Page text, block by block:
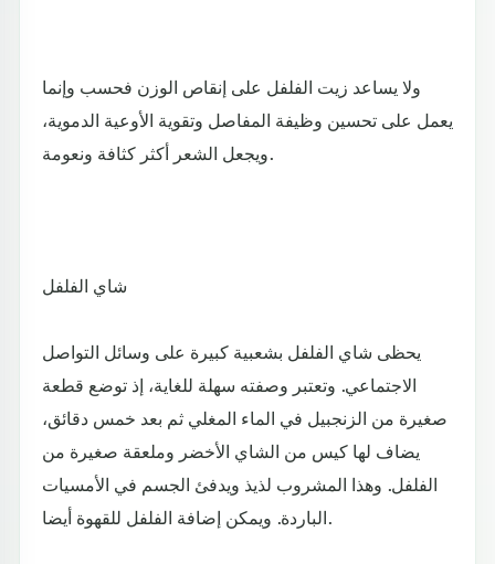
ولا يساعد زيت الفلفل على إنقاص الوزن فحسب وإنما
يعمل على تحسين وظيفة المفاصل وتقوية الأوعية الدموية،
ويجعل الشعر أكثر كثافة ونعومة.
شاي الفلفل
يحظى شاي الفلفل بشعبية كبيرة على وسائل التواصل
الاجتماعي. وتعتبر وصفته سهلة للغاية، إذ توضع قطعة
صغيرة من الزنجبيل في الماء المغلي ثم بعد خمس دقائق،
يضاف لها كيس من الشاي الأخضر وملعقة صغيرة من
الفلفل. وهذا المشروب لذيذ ويدفئ الجسم في الأمسيات
الباردة. ويمكن إضافة الفلفل للقهوة أيضا.